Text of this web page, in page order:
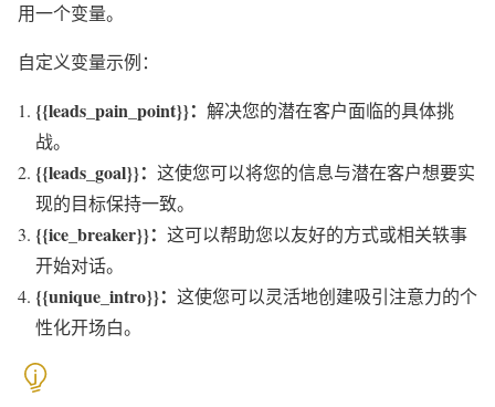
用一个变量。
自定义变量示例：
{{leads_pain_point}}： 解决您的潜在客户面临的具体挑
战。
{{leads_goal}}： 这使您可以将您的信息与潜在客户想要实
现的目标保持一致。
{{ice_breaker}}： 这可以帮助您以友好的方式或相关轶事
开始对话。
{{unique_intro}}： 这使您可以灵活地创建吸引注意力的个
性化开场白。